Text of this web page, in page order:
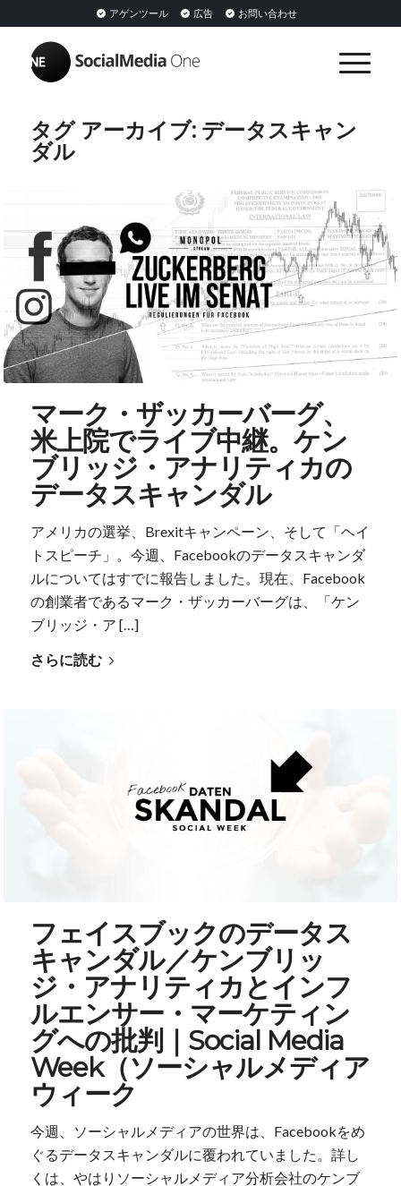
アゲンツール 広告 お問い合わせ
タグ アーカイブ: データスキャン
ダル
マーク・ザッカーバーグ、
米上院でライブ中継。ケン
ブリッジ・アナリティカの
データスキャンダル
アメリカの選挙、Brexitキャンペーン、そして「ヘイ
トスピーチ」。今週、Facebookのデータスキャンダ
ルについてはすでに報告しました。現在、Facebook
の創業者であるマーク・ザッカーバーグは、「ケン
ブリッジ・ア […]
さらに読む
フェイスブックのデータス
キャンダル／ケンブリッ
ジ・アナリティカとインフ
ルエンサー・マーケティン
グへの批判｜Social Media
Week（ソーシャルメディア
ウィーク
今週、ソーシャルメディアの世界は、Facebookをめ
ぐるデータスキャンダルに覆われていました。詳し
くは、やはりソーシャルメディア分析会社のケンブ